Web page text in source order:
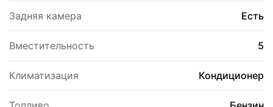
Задняя камера Есть
Вместительность 5
Климатизация Кондиционер